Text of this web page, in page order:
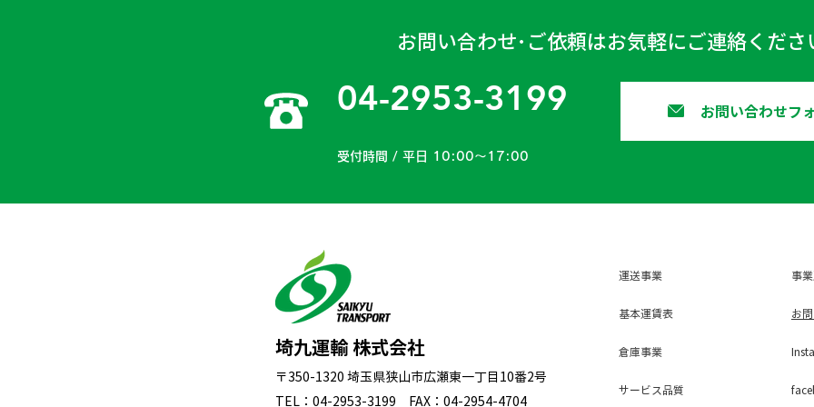
お問い合わせ･ご依頼はお気軽にご連絡くださ
04-2953-3199
受付時間 / 平日 10:00〜17:00
お問い合わせフ
埼九運輸 株式会社
〒350-1320 埼玉県狭山市広瀬東一丁目10番2号
TEL：04-2953-3199 FAX：04-2954-4704
運送事業
基本運賃表
倉庫事業
サービス品質
事
お